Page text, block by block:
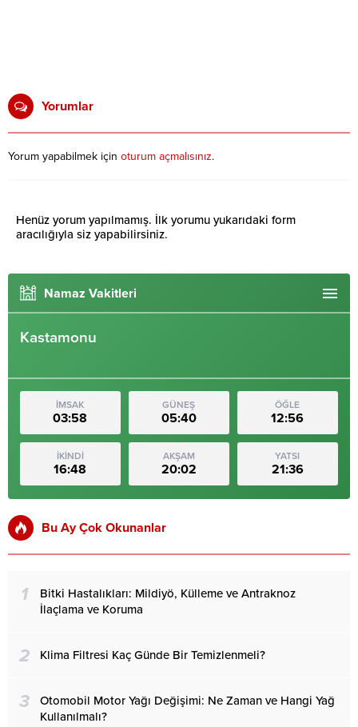
Yorumlar
Yorum yapabilmek için oturum açmalısınız.
Henüz yorum yapılmamış. İlk yorumu yukarıdaki form
aracılığıyla siz yapabilirsiniz.
Namaz Vakitleri
Kastamonu
İMSAK
03:58
GÜNEŞ
05:40
ÖĞLE
12:56
İKİNDİ
16:48
AKŞAM
20:02
YATSI
21:36
Bu Ay Çok Okunanlar
1
Bitki Hastalıkları: Mildiyö, Külleme ve Antraknoz
İlaçlama ve Koruma
2 Klima Filtresi Kaç Günde Bir Temizlenmeli?
3
Otomobil Motor Yağı Değişimi: Ne Zaman ve Hangi Yağ
Kullanılmalı?